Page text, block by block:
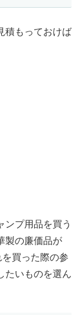
積もっておけば
ンプ用品を買う
製の廉価品が
買った際の参
たいものを選ん